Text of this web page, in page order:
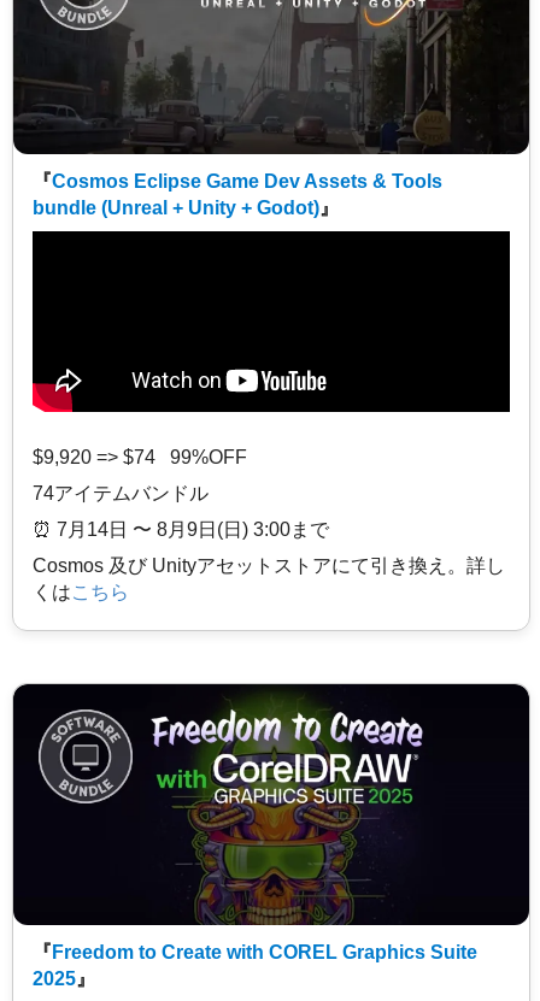
『Cosmos Eclipse Game Dev Assets & Tools
bundle (Unreal + Unity + Godot) 』
$9,920 => $74 99%OFF
74アイテムバンドル
⏰️ 7月14日 〜 8月9日(日) 3:00まで
Cosmos 及び Unityアセットストアにて引き換え。詳し
くはこちら
『 Freedom to Create with COREL Graphics Suite
2025 』